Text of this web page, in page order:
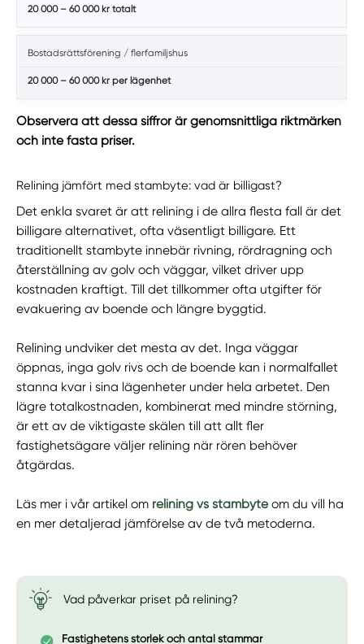
20 000 – 60 000 kr totalt
Bostadsrättsförening / flerfamiljshus
20 000 – 60 000 kr per lägenhet
Observera att dessa siffror är genomsnittliga riktmärken
och inte fasta priser.
Relining jämfört med stambyte: vad är billigast?
Det enkla svaret är att relining i de allra flesta fall är det
billigare alternativet, ofta väsentligt billigare. Ett
traditionellt stambyte innebär rivning, rördragning och
återställning av golv och väggar, vilket driver upp
kostnaden kraftigt. Till det tillkommer ofta utgifter för
evakuering av boende och längre byggtid.
Relining undviker det mesta av det. Inga väggar
öppnas, inga golv rivs och de boende kan i normalfallet
stanna kvar i sina lägenheter under hela arbetet. Den
lägre totalkostnaden, kombinerat med mindre störning,
är ett av de viktigaste skälen till att allt fler
fastighetsägare väljer relining när rören behöver
åtgärdas.
Läs mer i vår artikel om relining vs stambyte om du vill ha
en mer detaljerad jämförelse av de två metoderna.
Vad påverkar priset på relining?
Fastighetens storlek och antal stammar